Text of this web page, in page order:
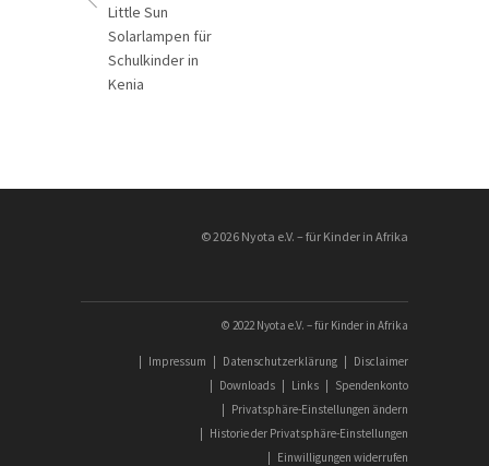
Little Sun
Solarlampen für
Schulkinder in
Kenia
© 2026 Nyota e.V. – für Kinder in Afrika
© 2022 Nyota e.V. – für Kinder in Afrika
Impressum Datenschutzerklärung
Disclaimer
Downloads Links
Spendenkonto
Privatsphäre-Einstellungen ändern
Historie der Privatsphäre-Einstellungen
Einwilligungen widerrufen